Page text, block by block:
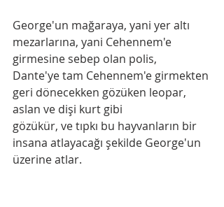
George'un mağaraya, yani yer altı
mezarlarına, yani Cehennem'e
girmesine sebep olan polis,
Dante'ye tam Cehennem'e girmekten
geri dönecekken gözüken leopar,
aslan ve dişi kurt gibi
gözükür, ve tıpkı bu hayvanların bir
insana atlayacağı şekilde George'un
üzerine atlar.